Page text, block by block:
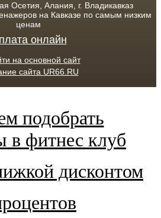
Осетия, Алания, г. Владикавказ
на Кавказе по самым низким
ценам
онлайн
на основной сайт
сайта UR66.RU
подобрать
в фитнес клуб
дисконтом